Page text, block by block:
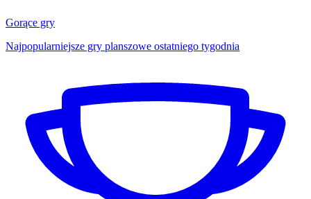
Gorące gry
Najpopularniejsze gry planszowe ostatniego tygodnia